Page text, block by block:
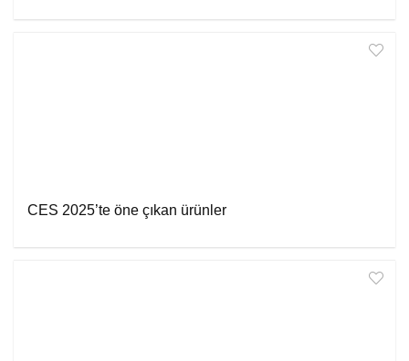
CES 2025’te öne çıkan ürünler